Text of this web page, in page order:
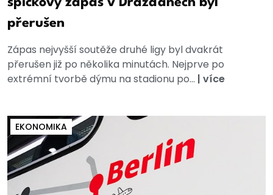
přerušen
Zápas nejvyšší soutěže druhé ligy byl dvakrát
přerušen již po několika minutách. Nejprve po
extrémní tvorbě dýmu na stadionu po... | více
EKONOMIKA